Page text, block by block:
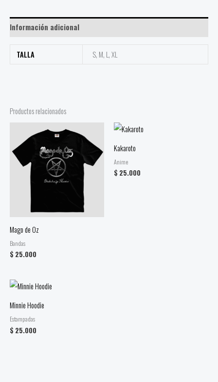
Información adicional
TALLA S, M, L, XL
Productos relacionados
Mago de Oz
Bandas
$ 25.000
Kakaroto
Anime
$ 25.000
Minnie Hoodie
Estampadas
$ 25.000